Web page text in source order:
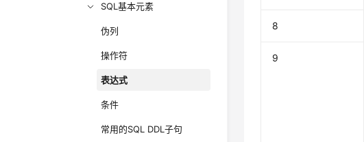
SQL基本元素
伪列
操作符
表达式
条件
常用的SQL DDL子句
8
9